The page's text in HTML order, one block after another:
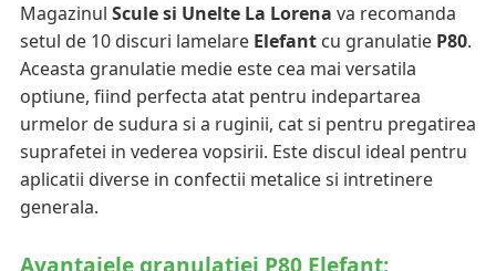
Magazinul Scule si Unelte La Lorena va recomanda
setul de 10 discuri lamelare Elefant cu granulatie P80.
Aceasta granulatie medie este cea mai versatila
optiune, fiind perfecta atat pentru indepartarea
urmelor de sudura si a ruginii, cat si pentru pregatirea
suprafetei in vederea vopsirii. Este discul ideal pentru
aplicatii diverse in confectii metalice si intretinere
generala.
Avantajele granulatiei P80 Elefant: